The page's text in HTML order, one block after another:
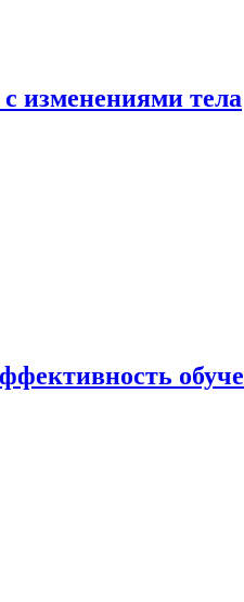
изменениями тела